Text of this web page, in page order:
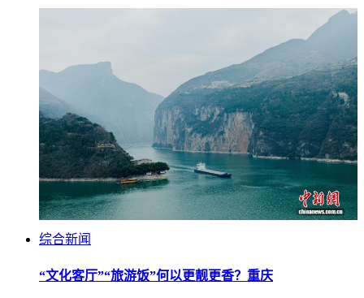
综合新闻
“文化客厅”“旅游饭”何以更靓更香？重庆